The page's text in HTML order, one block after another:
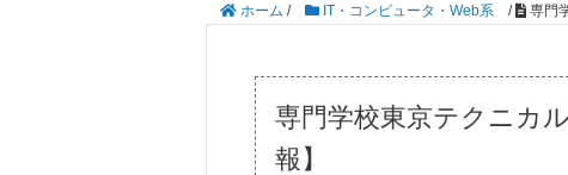
ホーム / IT・コンピュータ・Web系 / 専門
専門学校東京テクニカ
報】